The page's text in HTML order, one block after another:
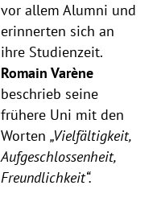
vor allem Alumni und
erinnerten sich an
ihre Studienzeit.
Romain Varène
beschrieb seine
frühere Uni mit den
Worten „Vielfältigkeit,
Aufgeschlossenheit,
Freundlichkeit“.